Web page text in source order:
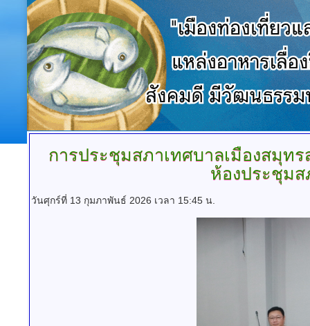
การประชุมสภาเทศบาลเมืองสมุทร
ห้องประชุมส
วันศุกร์ที่ 13 กุมภาพันธ์ 2026 เวลา 15:45 น.